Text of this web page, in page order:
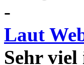
-
Laut
Sehr